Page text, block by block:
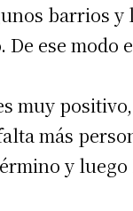
barrios y
ese
muy
más
y